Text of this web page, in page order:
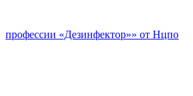
профессии «Дезинфектор»» от Нцпо